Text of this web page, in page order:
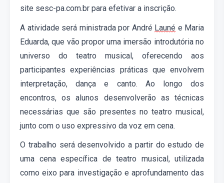
site sesc-pa.com.br para efetivar a inscrição.
A atividade será ministrada por André Launé e Maria
Eduarda, que vão proporuma imersão introdutória no
universo do teatro musical, oferecendo aos
participantes experiências práticas que envolvem
interpretação, dança e canto. Ao longo dos
encontros, os alunos desenvolverão as técnicas
necessárias que são presentes no teatro musical,
junto com o uso expressivo da voz em cena.
O trabalho será desenvolvido a partir do estudo de
uma cena específica de teatro musical, utilizada
como eixo para investigação e aprofundamento das